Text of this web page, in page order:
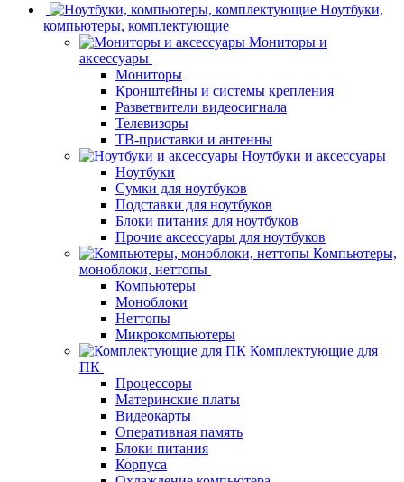
Ноутбуки,
компьютеры, комплектующие
Мониторы и
аксессуары
Мониторы
Кронштейны и системы крепления
Разветвители видеосигнала
Телевизоры
ТВ-приставки и антенны
Ноутбуки и аксессуары
Ноутбуки
Сумки для ноутбуков
Подставки для ноутбуков
Блоки питания для ноутбуков
Прочие аксессуары для ноутбуков
Компьютеры,
моноблоки, неттопы
Компьютеры
Моноблоки
Неттопы
Микрокомпьютеры
Комплектующие для
ПК
Процессоры
Материнские платы
Видеокарты
Оперативная память
Блоки питания
Корпуса